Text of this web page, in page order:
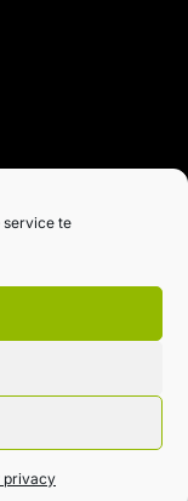
service te
privacy
met
door